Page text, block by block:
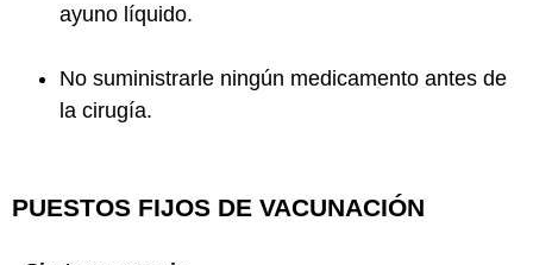
ayuno líquido.
No suministrarle ningún medicamento antes de
la cirugía.
PUESTOS FIJOS DE VACUNACIÓN